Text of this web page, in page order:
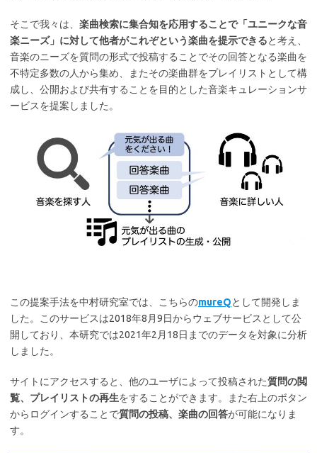
そこで我々は、 楽曲検索に集合知を応用することで「ユニークな音
楽ニーズ」に対して他者がこれぞという楽曲を提示できると考え、
音楽のニーズを質問の形式で投稿することでその回答となる楽曲を
不特定多数の人から集め、またその楽曲群をプレイリストとして構
成し、公開および共有することを目的とした音楽キュレーションサ
ービスを提案しました。
この提案手法を中村研究室では、こちらのmureQとして開発しま
した。このサービスは2018年8月9日からウェブサービスとして公
開しており、本研究では2021年2月18日までのデータを対象に分析
しました。
サイトにアクセスすると、他のユーザによって投稿された質問の閲
覧、プレイリストの再生をすることができます。また右上のボタン
からログインすることで質問の投稿、楽曲の回答が可能になりま
す。